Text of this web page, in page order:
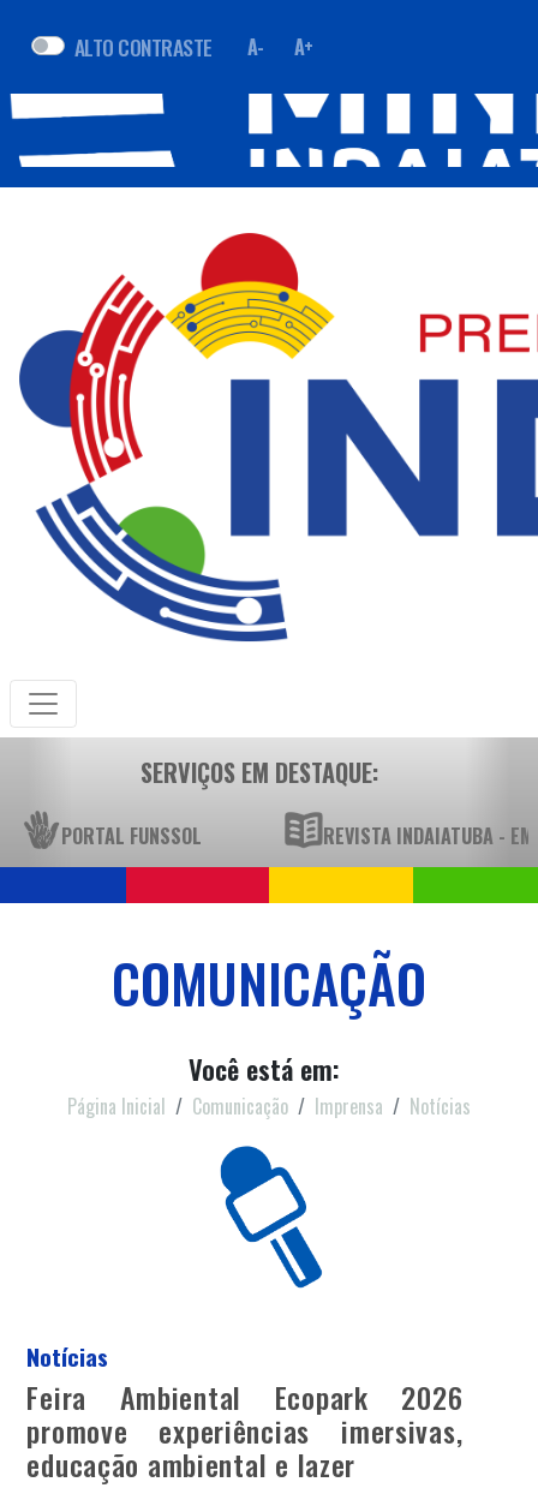
ALTO CONTRASTE A- A+
SERVIÇOS EM DESTAQUE:
PORTAL FUNSSOL REVISTA INDAIATUBA -
COMUNICAÇÃO
Você está em:
Página Inicial Comunicação Imprensa Notícias
Notícias
Feira Ambiental Ecopark 2026
promove experiências imersivas,
educação ambiental e lazer